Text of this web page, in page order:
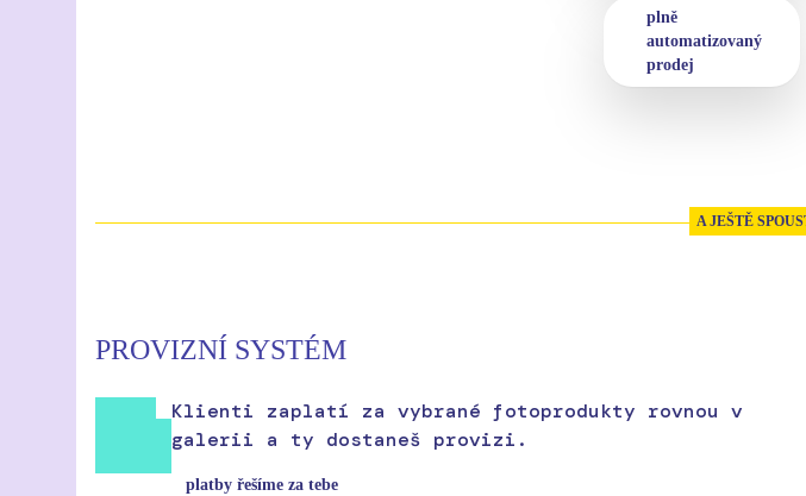
plně
automatizovaný
prodej
A JEŠTĚ
PROVIZNÍ SYSTÉM
Klienti zaplatí za vybrané fotoprodukty rovnou v
galerii a ty dostaneš provizi.
platby řešíme za tebe